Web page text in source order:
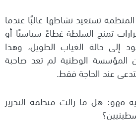
تستعيد نشاطها غالبًا عندما
تمنح السلطة غطاءً سياسيًا أو
إلى حالة الغياب الطويل، وهذا
المؤسسة الوطنية لم تعد صاحبة
عند الحاجة فقط.
فهو: هل ما زالت منظمة التحرير